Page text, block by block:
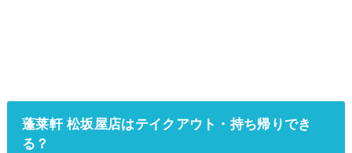
蓬莱軒 松坂屋店はテイクアウト・持ち帰りでき
る？